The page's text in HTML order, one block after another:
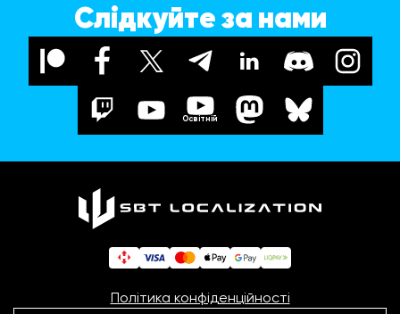
Слідкуйте за нами
Освітній
Політика конфіденційності